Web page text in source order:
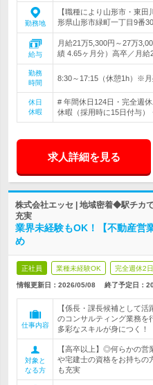
勤務地
【職種により山形市・東
形県山形市緑町一丁目9番
給与
月給21万5,300円～27万
績 4.65ヶ月分）高卒／月給
勤務
時間
8:30～17:15（休憩1h）※
休日
休暇
# 年間休日124日・完全週
休暇（採用時に15日付与）
求人詳細を見る
株式会社エッセ | 地域密着◆駅チカ
充実
業界未経験もOK！【不動産
め
正社員 業種未経験OK 完全週休2
情報更新日：2026/05/08 終了予定日：
仕事内容
【係長・課長候補として
のコンサルティング業務
多彩なスキルが身につく！
対象と
なる方
【高卒以上】◎何らかの
や宅建士の資格をお持ち
も充実